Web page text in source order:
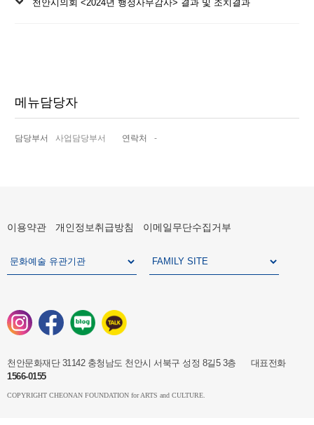
다
천안시의회 <2024년 행정사무감사> 결과 및 조치결과
메뉴담당자
담당부서 사업담당부서 연락처 -
이용약관 개인정보취급방침 이메일무단수집거부
천안문화재단 31142 충청남도 천안시 서북구 성정 8길5 3층 대표전화
1566-0155
COPYRIGHT CHEONAN FOUNDATION for ARTS and CULTURE.